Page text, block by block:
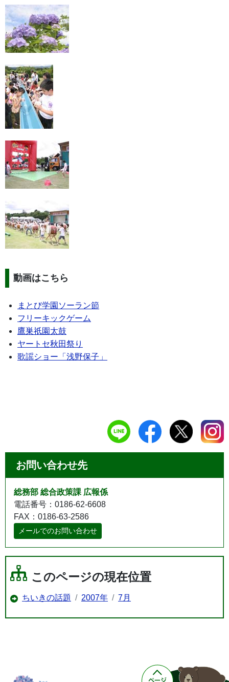
動画はこちら
まとび学園ソーラン節
フリーキックゲーム
鷹巣祇園太鼓
ヤートセ秋田祭り
歌謡ショー「浅野保子」
お問い合わせ先
総務部 総合政策課 広報係
電話番号：0186-62-6608
FAX：0186-63-2586
メールでのお問い合わせ
このページの現在位置
ちいきの話題 2007年 7月